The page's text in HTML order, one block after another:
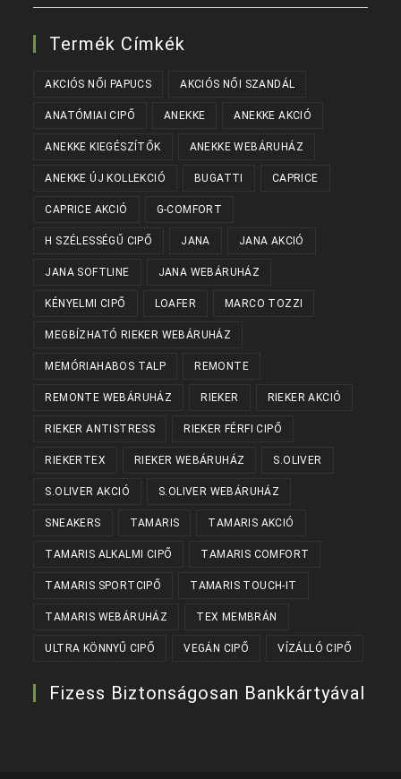
Termék Címkék
AKCIÓS NŐI PAPUCS AKCIÓS NŐI SZANDÁL
ANATÓMIAI CIPŐ ANEKKE ANEKKE AKCIÓ
ANEKKE KIEGÉSZÍTŐK ANEKKE WEBÁRUHÁZ
ANEKKE ÚJ KOLLEKCIÓ BUGATTI CAPRICE
CAPRICE AKCIÓ G-COMFORT
H SZÉLESSÉGŰ CIPŐ JANA JANA AKCIÓ
JANA SOFTLINE JANA WEBÁRUHÁZ
KÉNYELMI CIPŐ LOAFER MARCO TOZZI
MEGBÍZHATÓ RIEKER WEBÁRUHÁZ
MEMÓRIAHABOS TALP REMONTE
REMONTE WEBÁRUHÁZ RIEKER RIEKER AKCIÓ
RIEKER ANTISTRESS RIEKER FÉRFI CIPŐ
RIEKERTEX RIEKER WEBÁRUHÁZ S.OLIVER
S.OLIVER AKCIÓ S.OLIVER WEBÁRUHÁZ
SNEAKERS TAMARIS TAMARIS AKCIÓ
TAMARIS ALKALMI CIPŐ TAMARIS COMFORT
TAMARIS SPORTCIPŐ TAMARIS TOUCH-IT
TAMARIS WEBÁRUHÁZ TEX MEMBRÁN
ULTRA KÖNNYŰ CIPŐ VEGÁN CIPŐ VÍZÁLLÓ CIPŐ
Fizess Biztonságosan Bankkártyával